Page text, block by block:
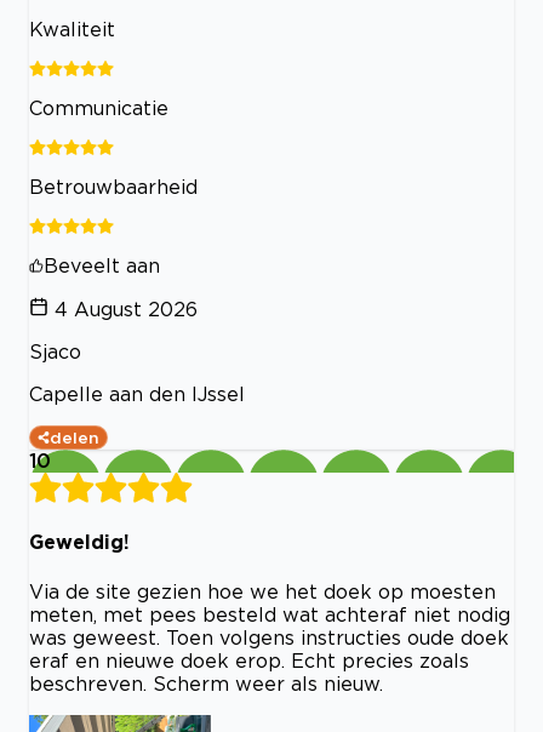
Kwaliteit
Communicatie
Betrouwbaarheid
Beveelt aan
4 August 2026
Sjaco
Capelle aan den IJssel
delen
10
Geweldig!
Via de site gezien hoe we het doek op moesten
meten, met pees besteld wat achteraf niet nodig
was geweest. Toen volgens instructies oude doek
eraf en nieuwe doek erop. Echt precies zoals
beschreven. Scherm weer als nieuw.